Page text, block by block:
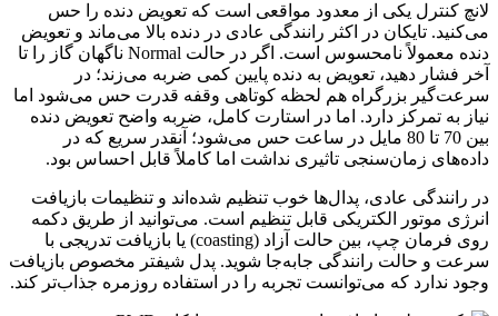
لانچ کنترل یکی از معدود مواقعی است که تعویض دنده را حس
می‌کنید. تایکان در اکثر رانندگی عادی در دنده بالا می‌ماند و تعویض
دنده معمولاً نامحسوس است. اگر در حالت Normal ناگهان گاز را تا
آخر فشار دهید، تعویض به دنده پایین کمی ضربه می‌زند؛ در
سرعت‌گیر بزرگراه هم لحظه کوتاهی وقفه قدرت حس می‌شود اما
نیاز به تمرکز دارد. اما در استارت کامل، ضربه واضح تعویض دنده
بین 70 تا 80 مایل در ساعت حس می‌شود؛ آنقدر سریع که در
داده‌های زمان‌سنجی تاثیری نداشت اما کاملاً قابل احساس بود.
در رانندگی عادی، پدال‌ها خوب تنظیم شده‌اند و تنظیمات بازیافت
انرژی موتور الکتریکی قابل تنظیم است. می‌توانید از طریق دکمه
روی فرمان چپ، بین حالت آزاد (coasting) یا بازیافت تدریجی با
سرعت و حالت رانندگی جابه‌جا شوید. پدل شیفتر مخصوص بازیافت
وجود ندارد که می‌توانست تجربه را در استفاده روزمره جذاب‌تر کند.